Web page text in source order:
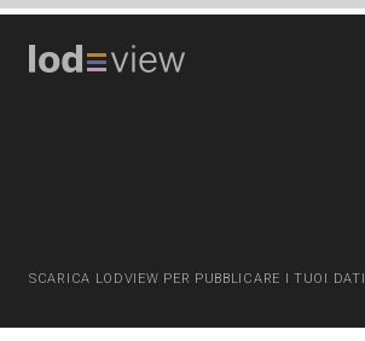
SCARICA LODVIEW PER PUBBLICARE I TUOI DATI